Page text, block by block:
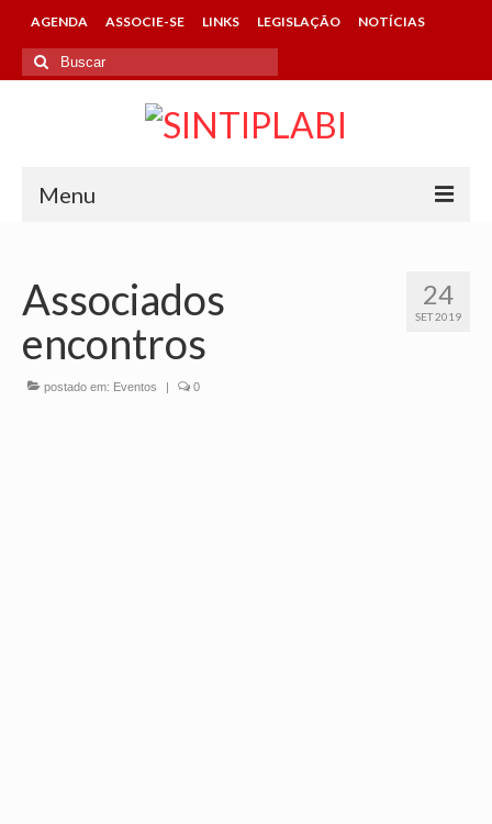
AGENDA ASSOCIE-SE LINKS LEGISLAÇÃO NOTÍCIAS
Buscar
por:
Menu
SINTIPLABI
CONHEÇA O SINDICATO
DIRETORIA
24
SET 2019
Associados
encontros
postado em: Eventos | 0